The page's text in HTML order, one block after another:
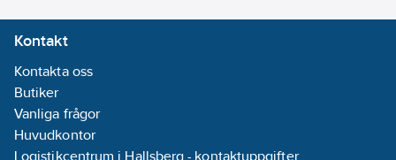
Kontakt
Kontakta oss
Butiker
Vanliga frågor
Huvudkontor
Logistikcentrum i Hallsberg - kontaktuppgifter